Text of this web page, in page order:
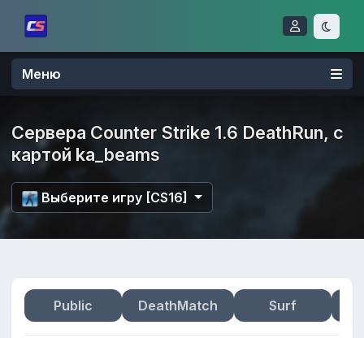
Меню
Сервера Counter Strike 1.6 DeathRun, с
картой ka_beams
Выберите игру [CS16]
Public DeathMatch Surf